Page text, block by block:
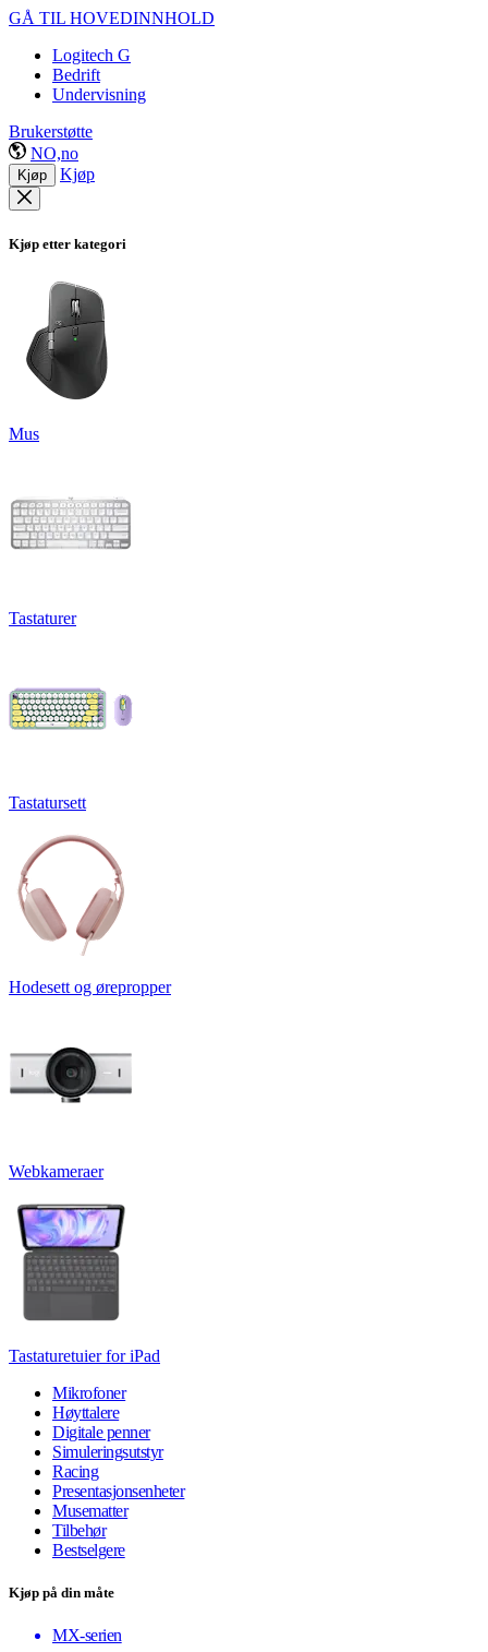
GÅ TIL HOVEDINNHOLD
Logitech G
Bedrift
Undervisning
Brukerstøtte
NO,no
Kjøp Kjøp
Kjøp etter kategori
Mus
Tastaturer
Tastatursett
Hodesett og ørepropper
Webkameraer
Tastaturetuier for iPad
Mikrofoner
Høyttalere
Digitale penner
Simuleringsutstyr
Racing
Presentasjonsenheter
Musematter
Tilbehør
Bestselgere
Kjøp på din måte
MX-serien